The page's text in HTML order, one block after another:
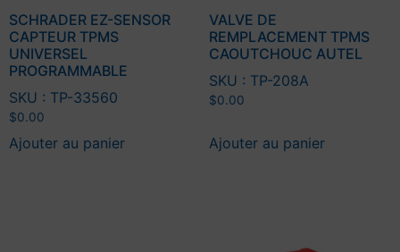
SCHRADER EZ-SENSOR
CAPTEUR TPMS
UNIVERSEL
PROGRAMMABLE
SKU : TP-33560
$0.00
Ajouter au panier
VALVE DE
REMPLACEMENT TPMS
CAOUTCHOUC AUTEL
SKU : TP-208A
$0.00
Ajouter au panier